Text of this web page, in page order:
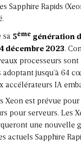
Sapphire Rapids
sa 5ème génération
décembre 2023.
processeurs
jusqu’à 64
accélérateurs IA
Xeon est prévue
pour serveurs. Les
une nouvelle
actuels Sapphire